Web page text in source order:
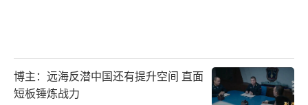
博主：远海反潜中国还有提升空间 直面
短板锤炼战力